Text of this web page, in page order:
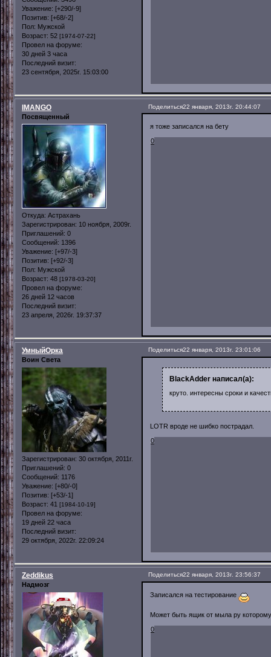
Уважение: [+290/-9]
Позитив: [+68/-2]
Пол: Мужской
Возраст: 52 [1974-07-22]
Провел на форуме:
30 дней 3 часа
Последний визит:
23 сентября, 2025г. 15:03:00
Поделиться22 января, 2013г. 20:44:07
IMANGO
Посвященный
Откуда: Астрахань
Зарегистрирован: 10 ноября, 2009г.
Приглашений: 0
Сообщений: 1396
Уважение: [+97/-3]
Позитив: [+92/-3]
Пол: Мужской
Возраст: 48 [1978-03-20]
Провел на форуме:
26 дней 12 часов
Последний визит:
23 апреля, 2026г. 19:37:37
я тоже записался на бету
0
Поделиться22 января, 2013г. 23:01:06
УмныйОрка
Воин Света
Зарегистрирован: 30 октября, 2011г.
Приглашений: 0
Сообщений: 1176
Уважение: [+80/-0]
Позитив: [+53/-1]
Возраст: 41 [1984-10-19]
Провел на форуме:
19 дней 22 часа
Последний визит:
29 октября, 2022г. 22:09:24
BlackAdder написал(а):
круто. интересны сроки и
LOTR вроде не шибко пострадал.
0
Поделиться22 января, 2013г. 23:56:37
Zeddikus
Надмозг
Записался на тестирование
Может быть ящик от мыла ру которому
0